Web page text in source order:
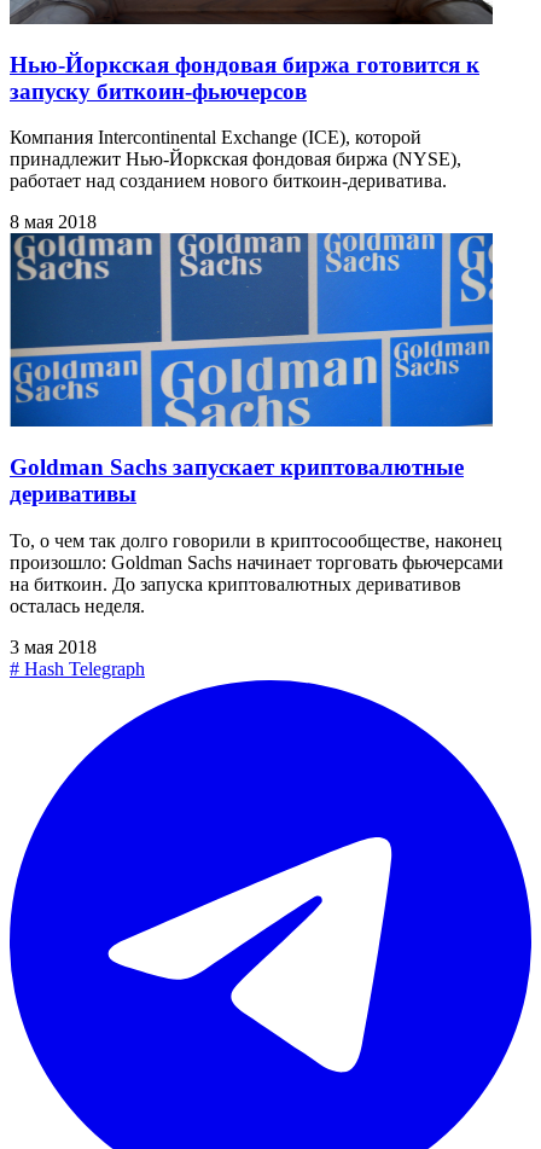
Нью-Йоркская фондовая биржа готовится к
запуску биткоин-фьючерсов
Компания Intercontinental Exchange (ICE), которой
принадлежит Нью-Йоркская фондовая биржа (NYSE),
работает над созданием нового биткоин-дериватива.
8 мая 2018
Goldman Sachs запускает криптовалютные
деривативы
То, о чем так долго говорили в криптосообществе, наконец
произошло: Goldman Sachs начинает торговать фьючерсами
на биткоин. До запуска криптовалютных деривативов
осталась неделя.
3 мая 2018
# Hash Telegraph